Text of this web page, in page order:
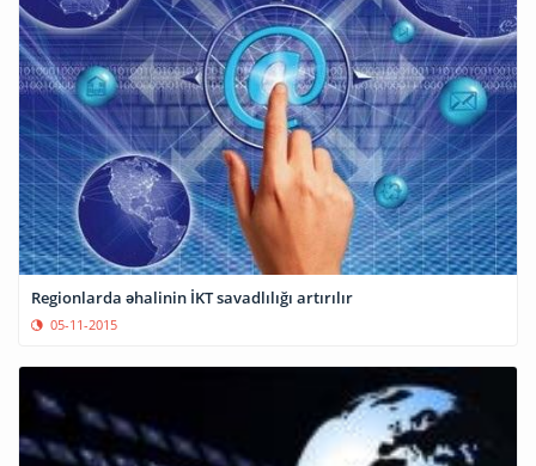
Regionlarda əhalinin İKT savadlılığı artırılır
05-11-2015